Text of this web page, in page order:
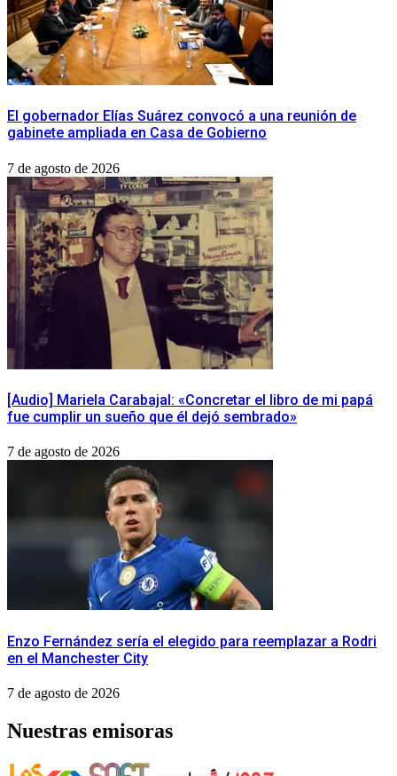
​El gobernador Elías Suárez convocó a una reunión de
gabinete ampliada en Casa de Gobierno
7 de agosto de 2026
[Audio] Mariela Carabajal: «Concretar el libro de mi papá
fue cumplir un sueño que él dejó sembrado»
7 de agosto de 2026
Enzo Fernández sería el elegido para reemplazar a Rodri
en el Manchester City
7 de agosto de 2026
Nuestras emisoras